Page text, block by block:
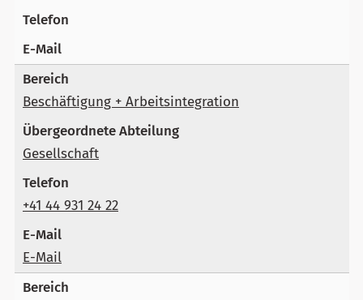
Beschäftigung + Arbeitsintegration
Gesellschaft
+41 44 931 24 22
E-Mail